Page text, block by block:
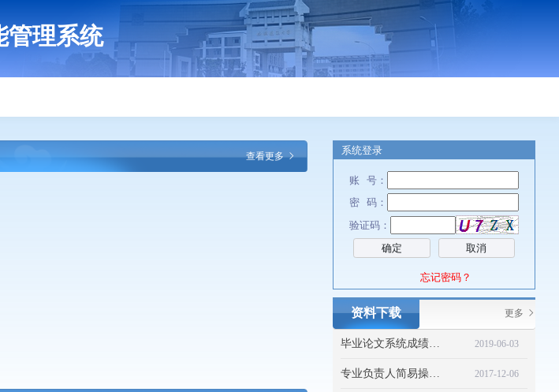
管理系统
查看更多 系统登录
账 号：
密 码：
验证码：
取消
忘记密码？
资料下载 更多
毕业论文系统成绩录入流程指导 2019-06-03
专业负责人简易操作指南 2017-12-06